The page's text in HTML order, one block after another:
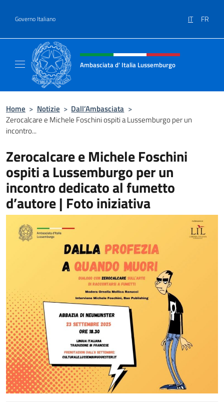
Governo Italiano IT FR
Intestazione sito, social e menù
Ambasciata d' Italia Lussemburgo
Home > Notizie > Dall’Ambasciata >
Zerocalcare e Michele Foschini ospiti a Lussemburgo per un
incontro...
Zerocalcare e Michele Foschini
ospiti a Lussemburgo per un
incontro dedicato al fumetto
d’autore | Foto iniziativa